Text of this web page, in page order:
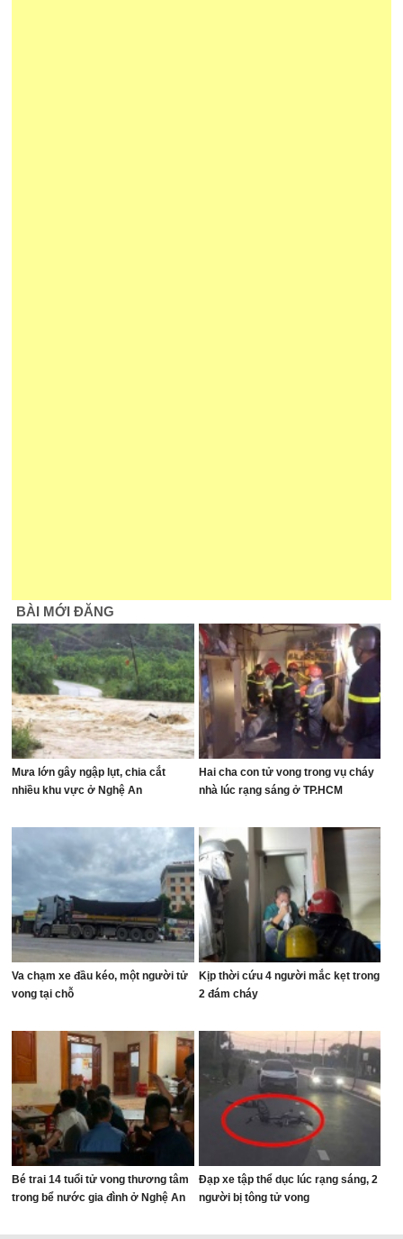
BÀI MỚI ĐĂNG
Mưa lớn gây ngập lụt, chia cắt
nhiều khu vực ở Nghệ An
Hai cha con tử vong trong vụ cháy
nhà lúc rạng sáng ở TP.HCM
Va chạm xe đầu kéo, một người tử
vong tại chỗ
Kịp thời cứu 4 người mắc kẹt trong
2 đám cháy
Bé trai 14 tuổi tử vong thương tâm
trong bể nước gia đình ở Nghệ An
Đạp xe tập thể dục lúc rạng sáng, 2
người bị tông tử vong